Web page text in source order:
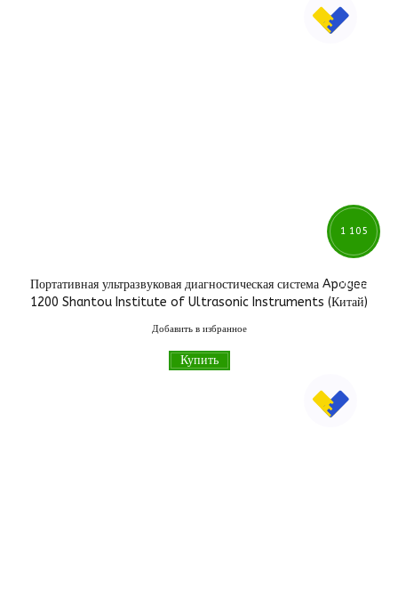
Портативная ультразвуковая диагностическая система Apogee
1200 Shantou Institute of Ultrasonic Instruments (Китай)
Добавить в избранное
1 105
000грн
Купить